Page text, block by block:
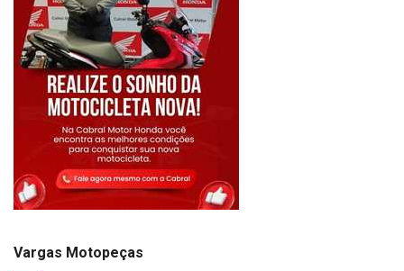
Vargas Motopeças